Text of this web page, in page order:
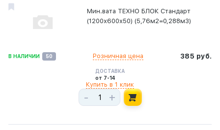
Мин.вата ТЕХНО БЛОК Стандарт
(1200х600х50) (5,76м2=0,288м3)
В НАЛИЧИИ 50 385 руб.
Розничная цена
ДОСТАВКА
от 7-14
- +
Купить в 1 клик